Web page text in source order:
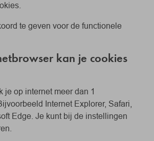
te geven voor de functionele
kan je cookies
je op internet meer dan 1
Internet Explorer, Safari,
Edge. Je kunt bij de instellingen